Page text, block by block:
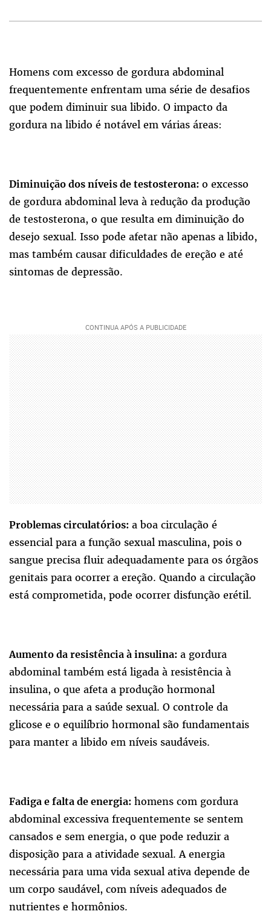
Homens com excesso de gordura abdominal
frequentemente enfrentam uma série de desafios
que podem diminuir sua libido. O impacto da
gordura na libido é notável em várias áreas:
Diminuição dos níveis de testosterona: o excesso
de gordura abdominal leva à redução da produção
de testosterona, o que resulta em diminuição do
desejo sexual. Isso pode afetar não apenas a libido,
mas também causar dificuldades de ereção e até
sintomas de depressão.
Problemas circulatórios: a boa circulação é
essencial para a função sexual masculina, pois o
sangue precisa fluir adequadamente para os órgãos
genitais para ocorrer a ereção. Quando a circulação
está comprometida, pode ocorrer disfunção erétil.
Aumento da resistência à insulina: a gordura
abdominal também está ligada à resistência à
insulina, o que afeta a produção hormonal
necessária para a saúde sexual. O controle da
glicose e o equilíbrio hormonal são fundamentais
para manter a libido em níveis saudáveis.
Fadiga e falta de energia: homens com gordura
abdominal excessiva frequentemente se sentem
cansados e sem energia, o que pode reduzir a
disposição para a atividade sexual. A energia
necessária para uma vida sexual ativa depende de
um corpo saudável, com níveis adequados de
nutrientes e hormônios.